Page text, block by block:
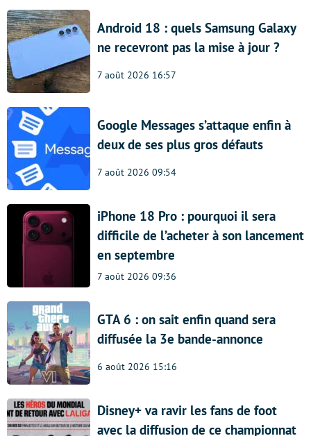
Android 18 : quels Samsung Galaxy
ne recevront pas la mise à jour ?
7 août 2026 16:57
Google Messages s’attaque enfin à
deux de ses plus gros défauts
7 août 2026 09:54
iPhone 18 Pro : pourquoi il sera
difficile de l’acheter à son lancement
en septembre
7 août 2026 09:36
GTA 6 : on sait enfin quand sera
diffusée la 3e bande-annonce
6 août 2026 15:16
Disney+ va ravir les fans de foot
avec la diffusion de ce championnat